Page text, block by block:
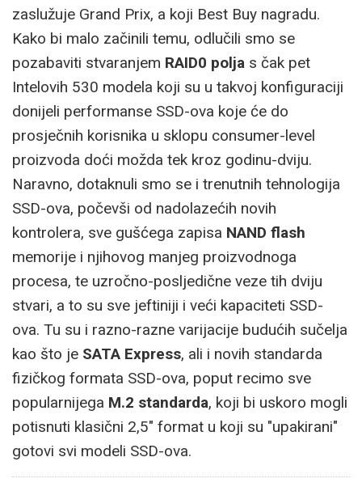
zaslužuje Grand Prix, a koji Best Buy nagradu.
Kako bi malo začinili temu, odlučili smo se
pozabaviti stvaranjem RAID0 polja s čak pet
Intelovih 530 modela koji su u takvoj konfiguraciji
donijeli performanse SSD-ova koje će do
prosječnih korisnika u sklopu consumer-level
proizvoda doći možda tek kroz godinu-dviju.
Naravno, dotaknuli smo se i trenutnih tehnologija
SSD-ova, počevši od nadolazećih novih
kontrolera, sve gušćega zapisa NAND flash
memorije i njihovog manjeg proizvodnoga
procesa, te uzročno-posljedične veze tih dviju
stvari, a to su sve jeftiniji i veći kapaciteti SSD-
ova. Tu su i razno-razne varijacije budućih sučelja
kao što je SATA Express, ali i novih standarda
fizičkog formata SSD-ova, poput recimo sve
popularnijega M.2 standarda, koji bi uskoro mogli
potisnuti klasični 2,5" format u koji su "upakirani"
gotovi svi modeli SSD-ova.